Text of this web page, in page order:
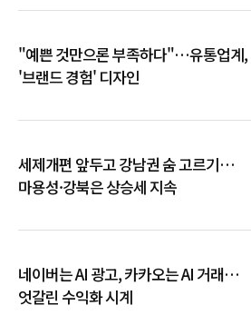
"예쁜 것만으론 부족하다"…유통업계,
'브랜드 경험' 디자인
세제개편 앞두고 강남권 숨 고르기…
마용성·강북은 상승세 지속
네이버는 AI 광고, 카카오는 AI 거래…
엇갈린 수익화 시계